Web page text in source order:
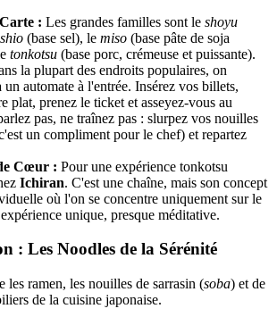
: Les grandes familles sont le shoyu
shio (base sel), le miso (base pâte de soja
tonkotsu (base porc, crémeuse et puissante).
la plupart des endroits populaires, on
automate à l'entrée. Insérez vos billets,
plat, prenez le ticket et asseyez-vous au
pas, ne traînez pas : slurpez vos nouilles
un compliment pour le chef) et repartez
Cœur : Pour une expérience tonkotsu
Ichiran. C'est une chaîne, mais son concept
où l'on se concentre uniquement sur le
unique, presque méditative.
: Les Noodles de la Sérénité
les ramen, les nouilles de sarrasin (soba) et de
de la cuisine japonaise.